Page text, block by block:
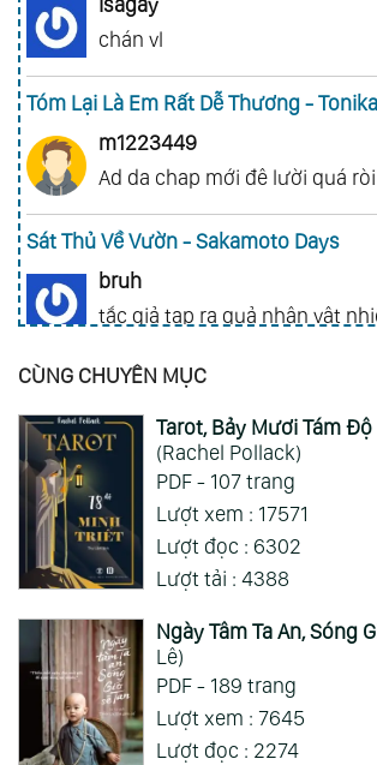
chán vl
Tóm Lại Là Em Rất Dễ Thương -
m1223449
Ad da chap mới đê lười quá ròi
Sát Thủ Về Vườn - Sakamoto Days
bruh
tắc giả tạp ra quả nhân vật
Gia Đình Điệp Viên - Spy X Family
ai hỏi 123
Mong 1 ngày shop ra 2 chap
Xem Thêm
CÙNG CHUYÊN MỤC
Tarot, Bảy Mươi Tám
(Rachel Pollack)
PDF - 107 trang
Lượt xem : 17571
Lượt đọc : 6302
Lượt tải : 4388
Ngày Tâm Ta An, Sóng
Lê)
PDF - 189 trang
Lượt xem : 7645
Lượt đọc : 2274